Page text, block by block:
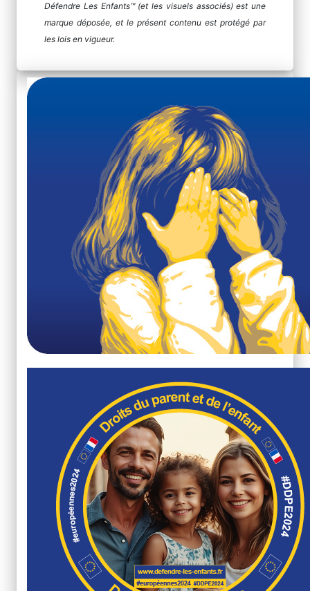
Défendre Les Enfants™ (et les visuels associés) est une
marque déposée, et le présent contenu est protégé par
les lois en vigueur.